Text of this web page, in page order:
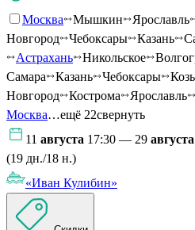
Москва Мышкин Ярославль
Новгород
Чебоксары Казань
Астрахань
Никольское
Самара
Казань Чебоксары
Новгород
Кострома Ярославль
Москва…ещё 22свернуть
11 августа 17:30 — 29 августа
(19 дн./18 н.)
«Иван Кулибин»